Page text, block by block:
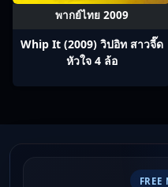
พากย์ไทย 2009
Whip It (2009) วิปอิท สาวจี๊ด
หัวใจ 4 ล้อ